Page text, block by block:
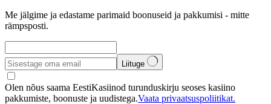
Me jälgime ja edastame parimaid boonuseid ja pakkumisi - mitte
rämpsposti.
Liituge
Olen nõus saama EestiKasiinod turunduskirju seoses kasiino
pakkumiste, boonuste ja uudistega.Vaata privaatsuspoliitikat.